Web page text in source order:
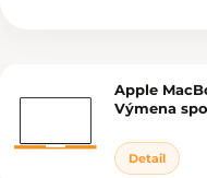
Výpis
Apple
Výmena
Detail